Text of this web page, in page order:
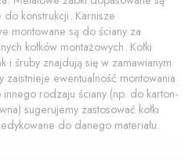
do konstrukcji. Karnisze
montowane są do ściany za
kołków montażowych. Kołki
i śruby znajdują się w zamawianym
zaistnieje ewentualność montowania
innego rodzaju ściany (np. do karton-
sugerujemy zastosować kołki
do danego materiału.